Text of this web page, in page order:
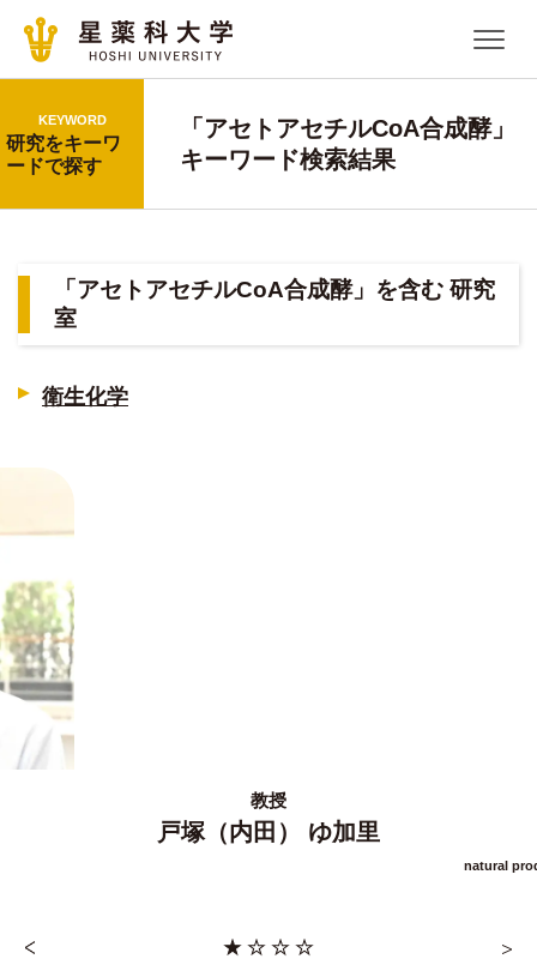
KEYWORD
研究をキーワ
ードで探す
「アセトアセチルCoA合成酵」
キーワード検索結果
「アセトアセチルCoA合成酵」を含む 研究
室
衛生化学
教授
戸塚（内田） ゆ加里
natural